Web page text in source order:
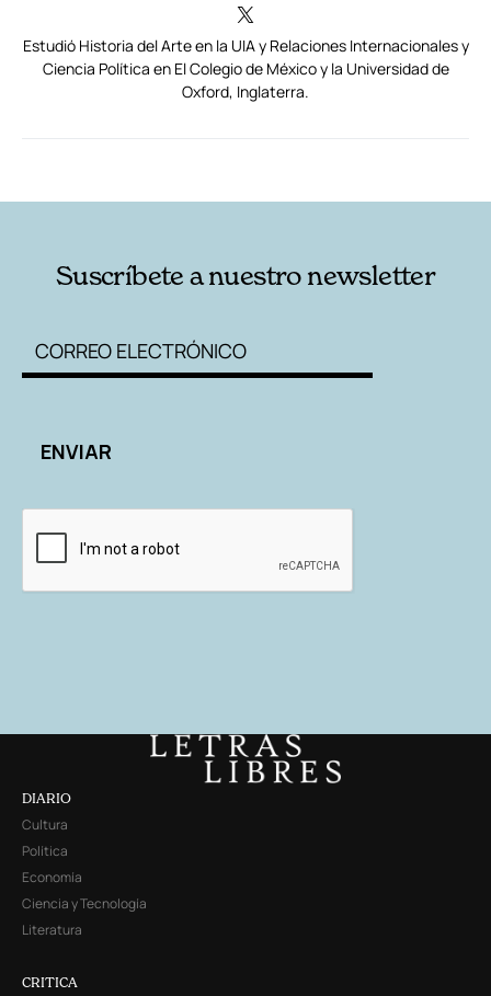
Estudió Historia del Arte en la UIA y Relaciones Internacionales y
Ciencia Política en El Colegio de México y la Universidad de
Oxford, Inglaterra.
Suscríbete a nuestro newsletter
DIARIO
Cultura
Política
Economía
Ciencia y Tecnología
Literatura
CRITICA